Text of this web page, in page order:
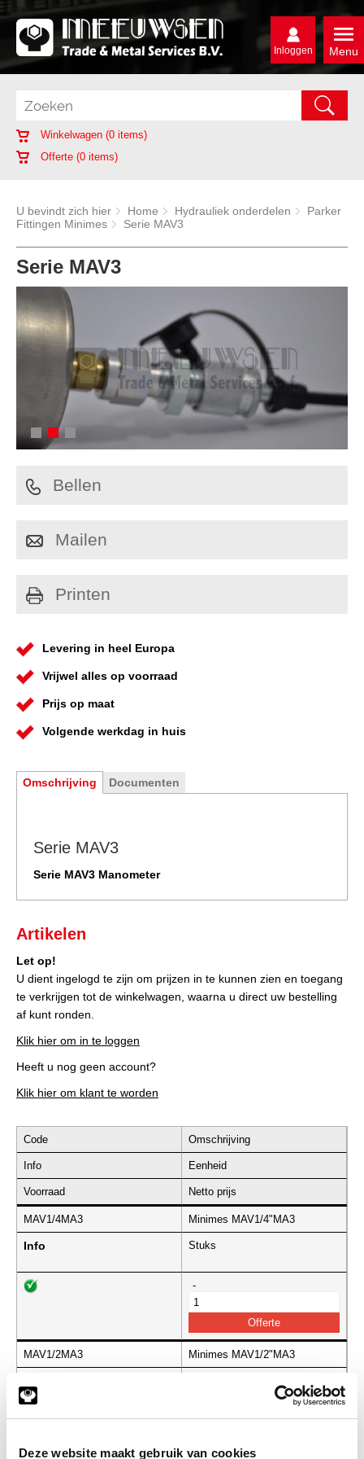
Deze website maakt gebruik van cookies
Menu
Inloggen
Winkelwagen (0 items)
Offerte (0 items)
U bevindt zich hier Home Hydrauliek onderdelen
Parker
Fittingen Minimes
Serie MAV3
Serie MAV3
Bellen
Mailen
Printen
Levering in heel Europa
Vrijwel alles op voorraad
Prijs op maat
Volgende werkdag in huis
Omschrijving Documenten
Serie MAV3
Serie MAV3 Manometer
Artikelen
Let op!
U dient ingelogd te zijn om prijzen in te kunnen zien en toegang
te verkrijgen tot de winkelwagen, waarna u direct uw bestelling
af kunt ronden.
Klik hier om in te loggen
Heeft u nog geen account?
Klik hier om klant te worden
Code Omschrijving
Info Eenheid
Voorraad Netto prijs
MAV1/4MA3 Minimes MAV1/4"MA3
Info Stuks
-
MAV1/2MA3 Minimes MAV1/2"MA3
-